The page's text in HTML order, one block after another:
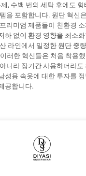
, 수백 번의 세탁 후에도
을 포함합니다. 원단 혁신
리미엄 제품들이 친환경
하 없이 환경 영향을 최소
라인에서 일정한 원단 중
러한 혁신들은 처음 착용
니라 장기간 사용하더라도
성용 속옷에 대한 투자를
공합니다.